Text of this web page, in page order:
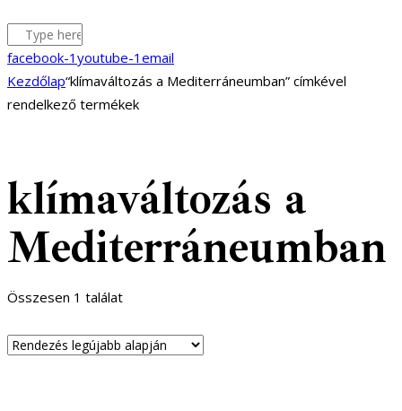
facebook-1 youtube-1 email
Kezdőlap“klímaváltozás a Mediterráneumban” címkével
rendelkező termékek
klímaváltozás a
Mediterráneumban
Összesen 1 találat